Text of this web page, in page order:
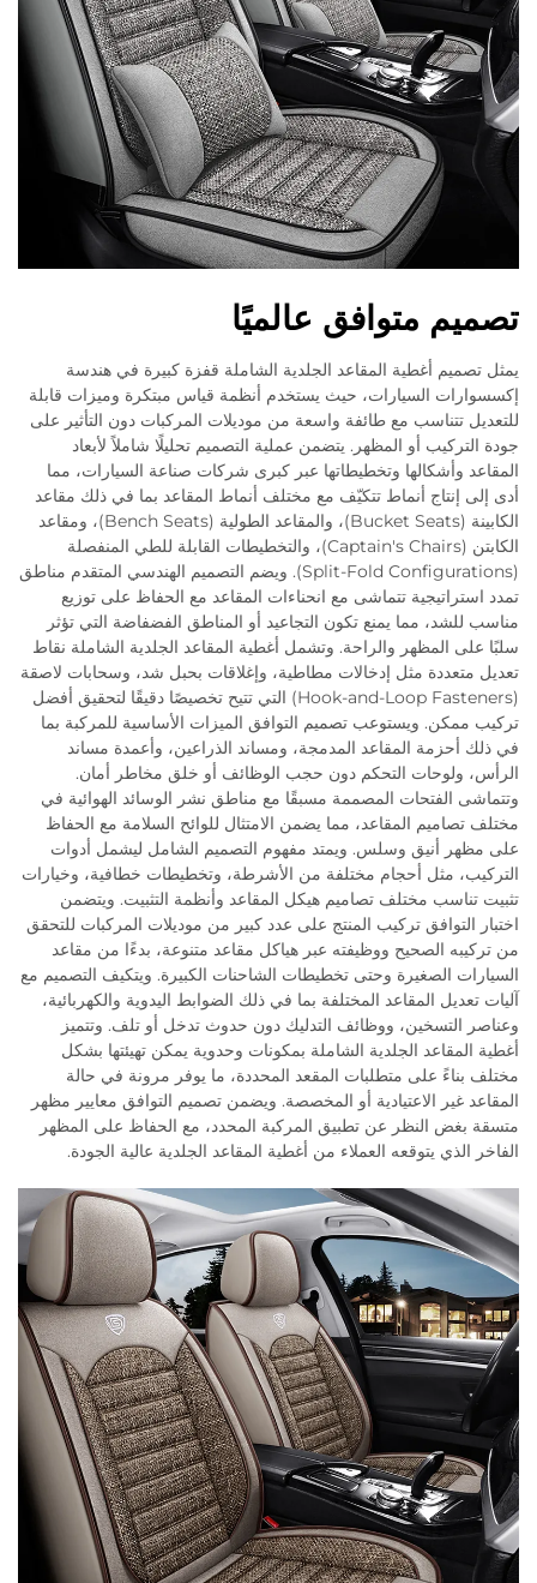
تصميم متوافق عالميًا
يمثل تصميم أغطية المقاعد الجلدية الشاملة قفزة كبيرة في هندسة
إكسسوارات السيارات، حيث يستخدم أنظمة قياس مبتكرة وميزات قابلة
للتعديل تتناسب مع طائفة واسعة من موديلات المركبات دون التأثير على
جودة التركيب أو المظهر. يتضمن عملية التصميم تحليلًا شاملاً لأبعاد
المقاعد وأشكالها وتخطيطاتها عبر كبرى شركات صناعة السيارات، مما
أدى إلى إنتاج أنماط تتكيّف مع مختلف أنماط المقاعد بما في ذلك مقاعد
الكابينة (Bucket Seats)، والمقاعد الطولية (Bench Seats)، ومقاعد
الكابتن (Captain's Chairs)، والتخطيطات القابلة للطي المنفصلة
(Split-Fold Configurations). ويضم التصميم الهندسي المتقدم مناطق
تمدد استراتيجية تتماشى مع انحناءات المقاعد مع الحفاظ على توزيع
مناسب للشد، مما يمنع تكون التجاعيد أو المناطق الفضفاضة التي تؤثر
سلبًا على المظهر والراحة. وتشمل أغطية المقاعد الجلدية الشاملة نقاط
تعديل متعددة مثل إدخالات مطاطية، وإغلاقات بحبل شد، وسحابات لاصقة
(Hook-and-Loop Fasteners) التي تتيح تخصيصًا دقيقًا لتحقيق أفضل
تركيب ممكن. ويستوعب تصميم التوافق الميزات الأساسية للمركبة بما
في ذلك أحزمة المقاعد المدمجة، ومساند الذراعين، وأعمدة مساند
الرأس، ولوحات التحكم دون حجب الوظائف أو خلق مخاطر أمان.
وتتماشى الفتحات المصممة مسبقًا مع مناطق نشر الوسائد الهوائية في
مختلف تصاميم المقاعد، مما يضمن الامتثال للوائح السلامة مع الحفاظ
على مظهر أنيق وسلس. ويمتد مفهوم التصميم الشامل ليشمل أدوات
التركيب، مثل أحجام مختلفة من الأشرطة، وتخطيطات خطافية، وخيارات
تثبيت تناسب مختلف تصاميم هيكل المقاعد وأنظمة التثبيت. ويتضمن
اختبار التوافق تركيب المنتج على عدد كبير من موديلات المركبات للتحقق
من تركيبه الصحيح ووظيفته عبر هياكل مقاعد متنوعة، بدءًا من مقاعد
السيارات الصغيرة وحتى تخطيطات الشاحنات الكبيرة. ويتكيف التصميم مع
آليات تعديل المقاعد المختلفة بما في ذلك الضوابط اليدوية والكهربائية،
وعناصر التسخين، ووظائف التدليك دون حدوث تدخل أو تلف. وتتميز
أغطية المقاعد الجلدية الشاملة بمكونات وحدوية يمكن تهيئتها بشكل
مختلف بناءً على متطلبات المقعد المحددة، ما يوفر مرونة في حالة
المقاعد غير الاعتيادية أو المخصصة. ويضمن تصميم التوافق معايير مظهر
متسقة بغض النظر عن تطبيق المركبة المحدد، مع الحفاظ على المظهر
الفاخر الذي يتوقعه العملاء من أغطية المقاعد الجلدية عالية الجودة.